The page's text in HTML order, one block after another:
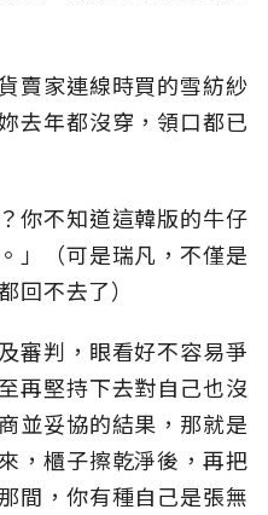
賣家連線時買的雪紡紗
去年都沒穿，領口都已
你不知道這韓版的牛仔
」（可是瑞凡，不僅是
回不去了）
審判，眼看好不容易爭
再堅持下去對自己也沒
並妥協的結果，那就是
，櫃子擦乾淨後，再把
間，你有種自己是張無